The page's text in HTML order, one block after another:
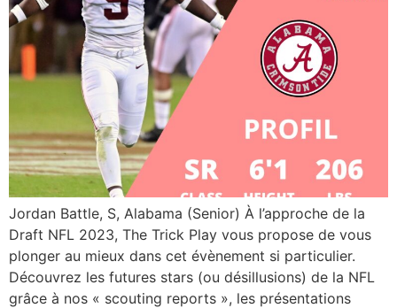
Jordan Battle, S, Alabama (Senior) À l’approche de la
Draft NFL 2023, The Trick Play vous propose de vous
plonger au mieux dans cet évènement si particulier.
Découvrez les futures stars (ou désillusions) de la NFL
grâce à nos « scouting reports », les présentations